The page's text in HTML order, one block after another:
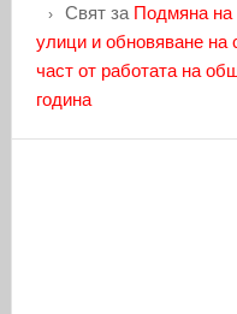
Святза Подмяна на
улици и обновяване на
част от работата на
година